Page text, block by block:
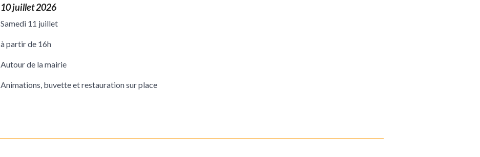
10 juillet 2026
Samedi 11 juillet
à partir de 16h
Autour de la mairie
Animations, buvette et restauration sur place